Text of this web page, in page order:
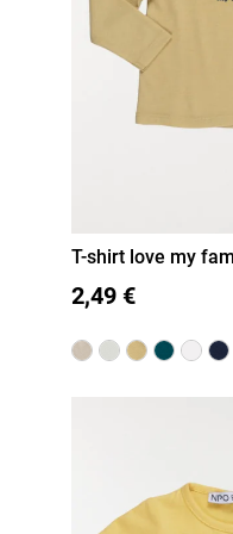
3M 6M 12M
T-shirt love my
2,49 €